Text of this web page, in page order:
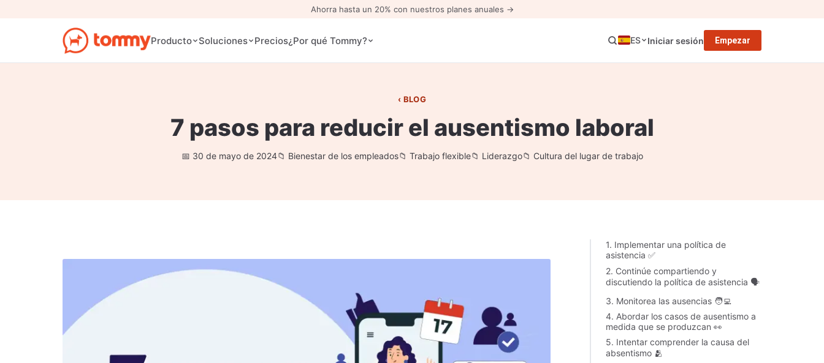
Ahorra hasta un 20% con nuestros planes anuales →
Producto Soluciones Precios¿Por qué Tommy? ES Iniciar sesión Empezar
BLOG
7 pasos para reducir el ausentismo laboral
30 de mayo de 2024 Bienestar de los empleados Trabajo flexible Liderazgo Cultura del lugar de trabajo
1. Implementar una política de
asistencia ✅
2. Continúe compartiendo y
discutiendo la política de asistencia 🗣️
3. Monitorea las ausencias 🧑‍💻
4. Abordar los casos de ausentismo a
medida que se produzcan 👀
5. Intentar comprender la causa del
absentismo 🫂